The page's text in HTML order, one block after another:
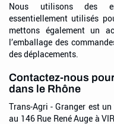
Nous utilisons des
essentiellement utilisés
mettons également un
l’emballage des
des déplacements.
Contactez-nous
dans le Rhône
Trans-Agri - Granger est un
au 146 Rue René Auge à